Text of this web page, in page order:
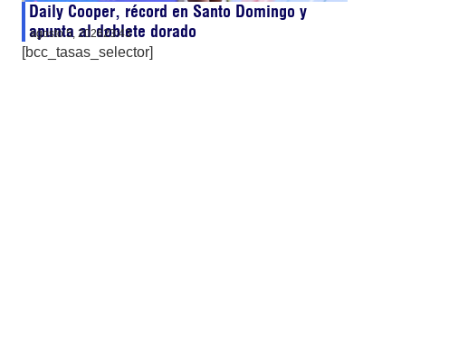
Daily Cooper, récord en Santo Domingo y
apunta al doblete dorado
agosto 5, 202623:43
[bcc_tasas_selector]